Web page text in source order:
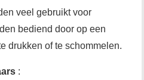
veel gebruikt voor
bediend door op een
drukken of te schommelen.
: